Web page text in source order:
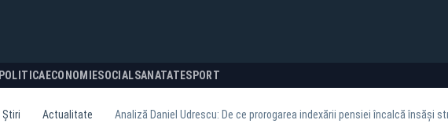
POLITICA ECONOMIESOCIALSANATATESPORT
Știri Actualitate Analiză Daniel Udrescu: De ce prorogarea indexării pensiei încalcă însăși